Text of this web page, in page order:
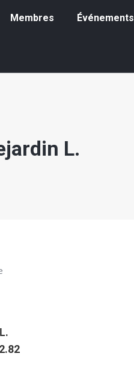
Membres Événements
L.
Membres Événements